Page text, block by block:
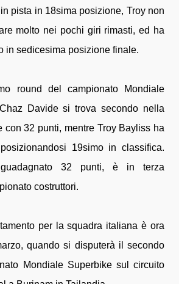
pista in 18sima posizione, Troy non
molto nei pochi giri rimasti, ed ha
in sedicesima posizione finale.
round del campionato Mondiale
Davide si trova secondo nella
con 32 punti, mentre Troy Bayliss ha
19simo in classifica.
32 punti, è in terza
costruttori.
per la squadra italiana è ora
quando si disputerà il secondo
Mondiale Superbike sul circuito